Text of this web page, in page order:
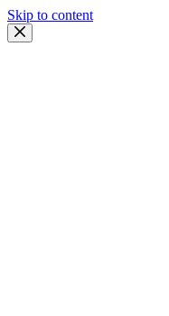
Skip to content